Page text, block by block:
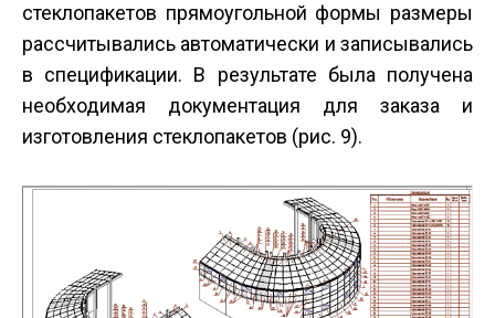
стеклопакетов прямоугольной формы размеры
рассчитывались автоматически и записывались
в спецификации. В результате была получена
необходимая документация для заказа и
изготовления стеклопакетов (рис. 9).